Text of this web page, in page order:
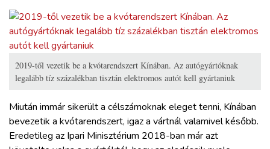
2019-től vezetik be a kvótarendszert Kínában. Az autógyártóknak
legalább tíz százalékban tisztán elektromos autót kell gyártaniuk
Miután immár sikerült a célszámoknak eleget tenni, Kínában
bevezetik a kvótarendszert, igaz a vártnál valamivel később.
Eredetileg az Ipari Minisztérium 2018-ban már azt